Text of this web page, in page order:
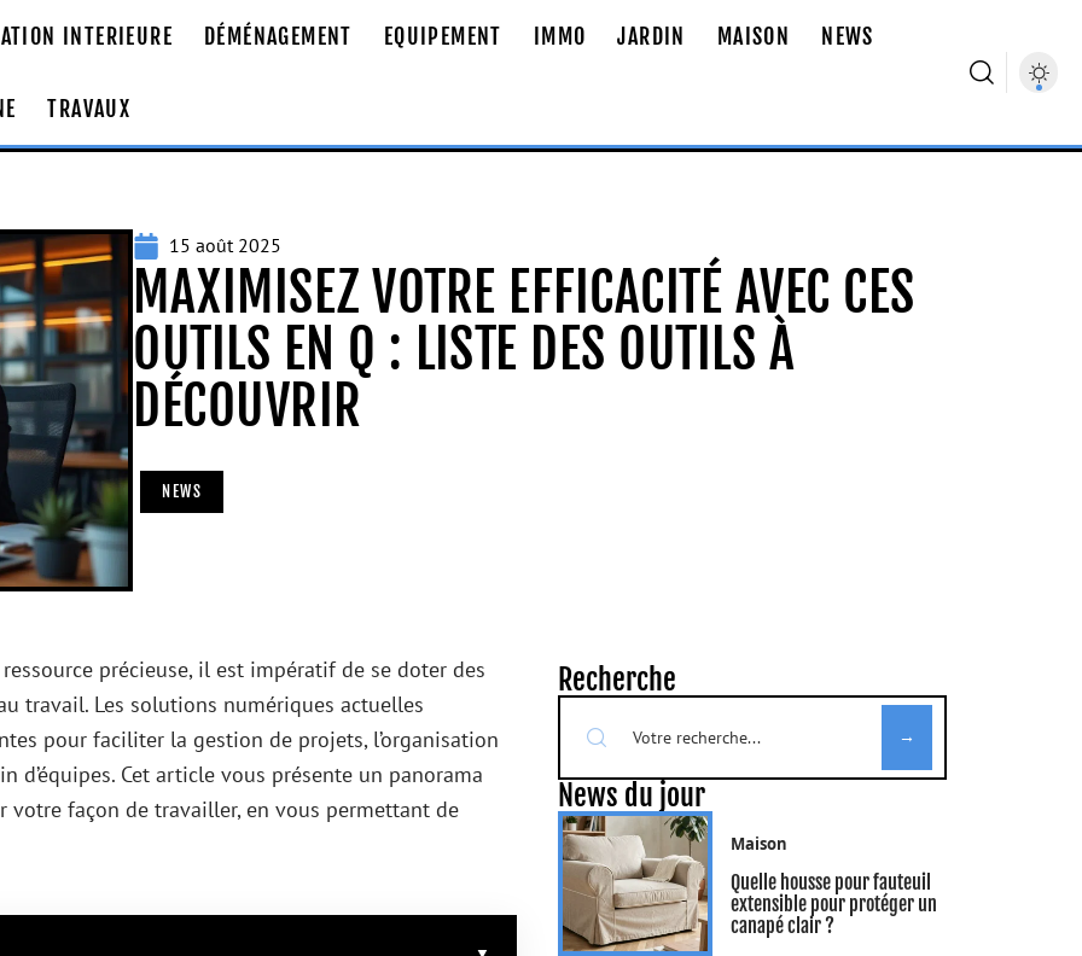
INTERIEURE DÉMÉNAGEMENT EQUIPEMENT IMMO JARDIN MAISON NEWS
TRAVAUX
15 août 2025
MAXIMISEZ VOTRE EFFICACITÉ AVEC CES
OUTILS EN Q : LISTE DES OUTILS À
DÉCOUVRIR
NEWS
précieuse, il est impératif de se doter des
travail. Les solutions numériques actuelles
pour faciliter la gestion de projets, l’organisation
Cet article vous présente un panorama
façon de travailler, en vous permettant de
Recherche
News du jour
Maison
Quelle housse pour fauteuil
extensible pour protéger un
canapé clair ?